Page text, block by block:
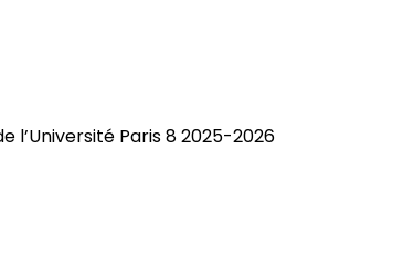
de
Paris 8 2025-2026